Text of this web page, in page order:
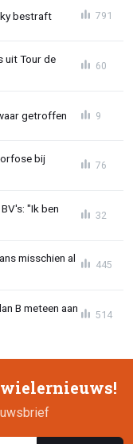
bestraft 791
uit Tour de
60
getroffen 9
bij
76
"Ik ben
32
misschien al
445
B meteen aan
514